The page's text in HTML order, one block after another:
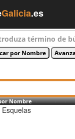
Galicia.es
Nombre
Esquelas